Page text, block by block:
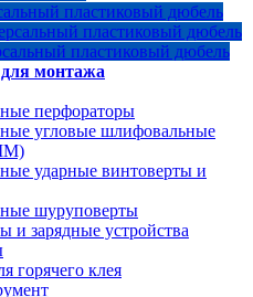
пластиковый дюбель
пластиковый дюбель
пластиковый дюбель
монтажа
перфораторы
угловые шлифовальные
ударные винтоверты и
шуруповерты
и зарядные устройства
горячего клея